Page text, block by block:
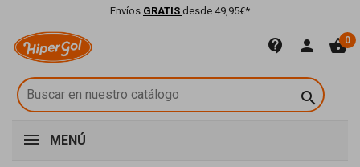
Envíos GRATIS desde 49,95€*
contact_support person shopping_basket0

MENÚ